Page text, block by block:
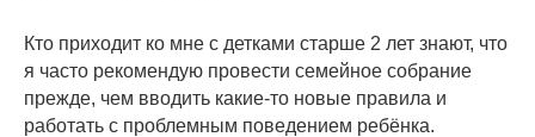
Кто приходит ко мне с детками старше 2 лет знают, что
я часто рекомендую провести семейное собрание
прежде, чем вводить какие-то новые правила и
работать с проблемным поведением ребёнка.